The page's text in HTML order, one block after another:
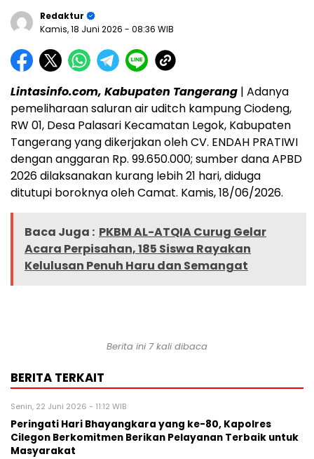
Redaktur
Kamis, 18 Juni 2026 - 08:36 WIB
Lintasinfo.com, Kabupaten Tangerang | Adanya
pemeliharaan saluran air uditch kampung Ciodeng,
RW 01, Desa Palasari Kecamatan Legok, Kabupaten
Tangerang yang dikerjakan oleh CV. ENDAH PRATIWI
dengan anggaran Rp. 99.650.000; sumber dana APBD
2026 dilaksanakan kurang lebih 21 hari, diduga
ditutupi boroknya oleh Camat. Kamis, 18/06/2026.
Baca Juga : PKBM AL-ATQIA Curug Gelar
Acara Perpisahan, 185 Siswa Rayakan
Kelulusan Penuh Haru dan Semangat
Berita ini 7 kali dibaca
BERITA TERKAIT
Senin, 22 Juni 2026 - 11:12 WIB
Peringati Hari Bhayangkara yang ke-80, Kapolres
Cilegon Berkomitmen Berikan Pelayanan Terbaik untuk
Masyarakat